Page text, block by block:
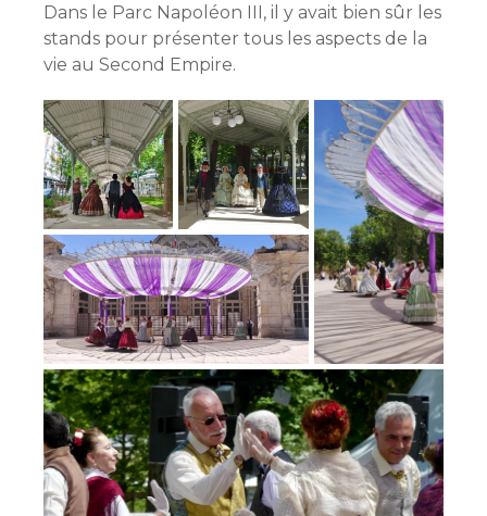
Dans le Parc Napoléon III, il y avait bien sûr les
stands pour présenter tous les aspects de la
vie au Second Empire.